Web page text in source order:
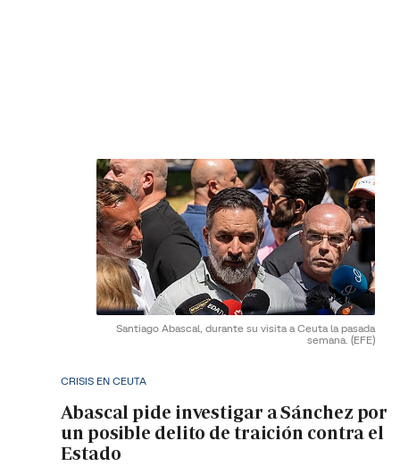
Santiago Abascal, durante su visita a Ceuta la pasada
semana. (EFE)
CRISIS EN CEUTA
Abascal pide investigar a Sánchez por
un posible delito de traición contra el
Estado